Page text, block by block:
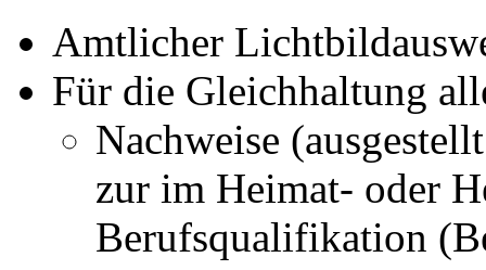
Amtlicher
Für die Gleichhaltung
Nachweise
zur im Heimat- oder
Berufsqualifikation